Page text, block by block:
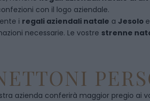
con il logo aziendale.
i regali aziendali natale a Jesolo e
necessarie. Le vostre strenne
azienda conferirà maggior pregio ai